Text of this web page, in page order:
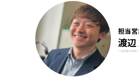
担当
渡辺
※担当者は変更